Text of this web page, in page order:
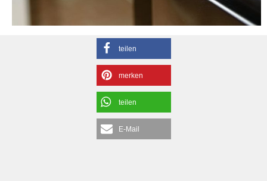
teilen
merken
teilen
E-Mail